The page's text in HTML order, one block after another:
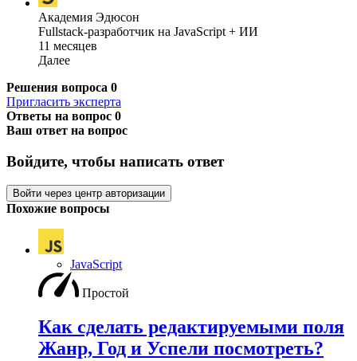
Академия Эдюсон
Fullstack-разработчик на JavaScript + ИИ
11 месяцев
Далее
Решения вопроса 0
Пригласить эксперта
Ответы на вопрос 0
Ваш ответ на вопрос
Войдите, чтобы написать ответ
Войти через центр авторизации
Похожие вопросы
JavaScript
Простой
Как сделать редактируемыми поля
Жанр, Год и Успели посмотреть?